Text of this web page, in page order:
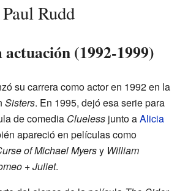
Rudd
(1992-1999)
su carrera como actor en 1992 en la
Sisters. En 1995, dejó esa serie para
de comedia Clueless junto aAlicia
apareció en películas como
of Michael Myersy William
+ Juliet.